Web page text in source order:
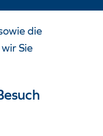
die
Sie